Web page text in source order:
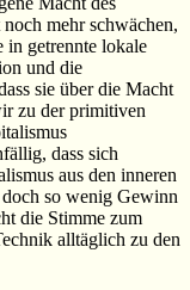
mehr schwächen,
in getrennte lokale
und die
sie über die Macht
zu der primitiven
dass sich
aus den inneren
so wenig Gewinn
die Stimme zum
alltäglich zu den